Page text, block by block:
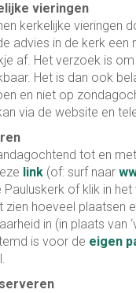
vieringen
kerkelijke vieringen
advies in de kerk
af. Het verzoek is
Het is dan ook
en niet op
via de website en
tot en
link (of: surf naar
of klik in het
zien hoeveel plaatsen
in (in plaats van
is voor de eigen